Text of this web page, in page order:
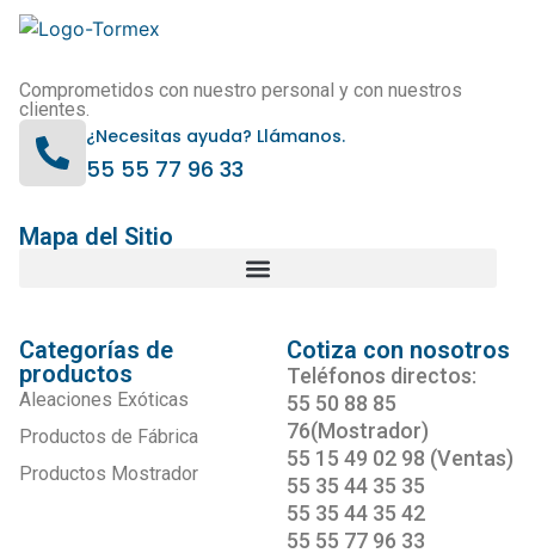
Comprometidos con nuestro personal y con nuestros
clientes.
¿Necesitas ayuda? Llámanos.
55 55 77 96 33
Mapa del Sitio
Categorías de
productos
Aleaciones Exóticas
Productos de Fábrica
Productos Mostrador
Cotiza con nosotros
Teléfonos directos:
55 50 88 85
76(Mostrador)
55 15 49 02 98 (Ventas)
55 35 44 35 35
55 35 44 35 42
55 55 77 96 33